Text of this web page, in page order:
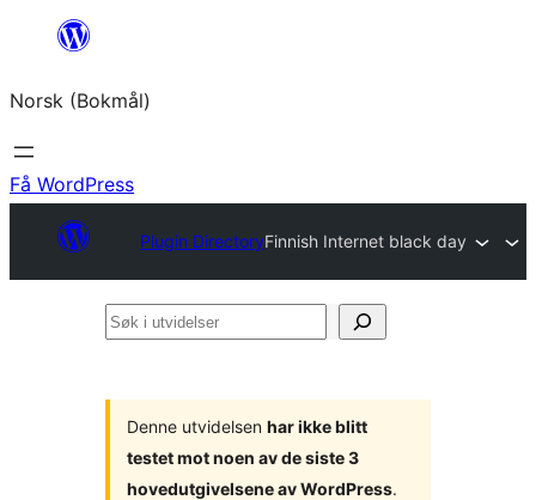
Hopp
innhold
Norsk (Bokmål)
Få WordPress
Plugin DirectoryFinnish Internet black day
Søk
Denne utvidelsen har ikke blitt
testet mot noen av de siste 3
hovedutgivelsene av WordPress.